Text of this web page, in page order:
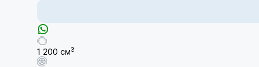
1 200 см3